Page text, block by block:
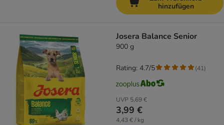
hinzufügen
Josera Balance Senior
900 g
UVP 5,69 €
3,99 €
4,43 € / kg
Rating: 4.7/5 (41)